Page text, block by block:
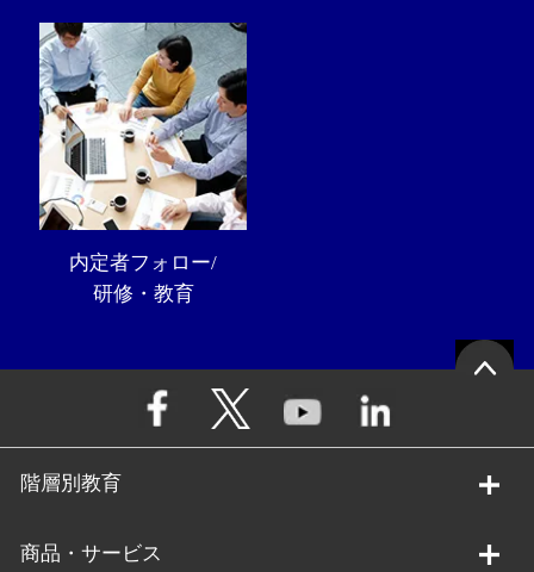
内定者フォロー/
研修・教育
階層別教育
商品・サービス